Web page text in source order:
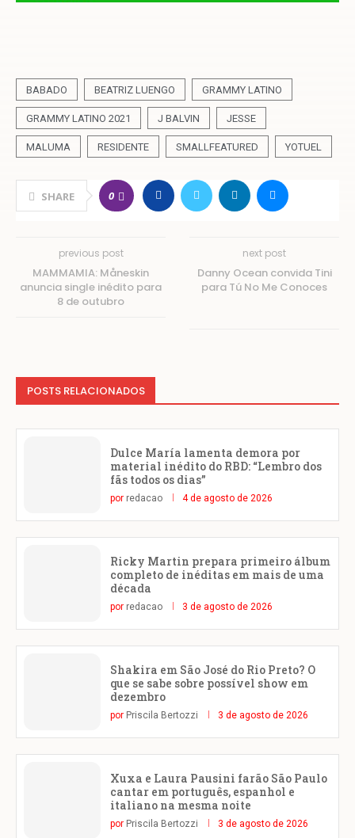
BABADO BEATRIZ LUENGO GRAMMY LATINO
GRAMMY LATINO 2021 J BALVIN JESSE
MALUMA RESIDENTE SMALLFEATURED YOTUEL
SHARE 0
previous post
MAMMAMIA: Måneskin
anuncia single inédito para
8 de outubro
next post
Danny Ocean convida Tini
para Tú No Me Conoces
POSTS RELACIONADOS
Dulce María lamenta demora por
material inédito do RBD: “Lembro dos
fãs todos os dias”
por redacao 4 de agosto de 2026
Ricky Martin prepara primeiro álbum
completo de inéditas em mais de uma
década
por redacao 3 de agosto de 2026
Shakira em São José do Rio Preto? O
que se sabe sobre possível show em
dezembro
por Priscila Bertozzi 3 de agosto de 2026
Xuxa e Laura Pausini farão São Paulo
cantar em português, espanhol e
italiano na mesma noite
por Priscila Bertozzi 3 de agosto de 2026